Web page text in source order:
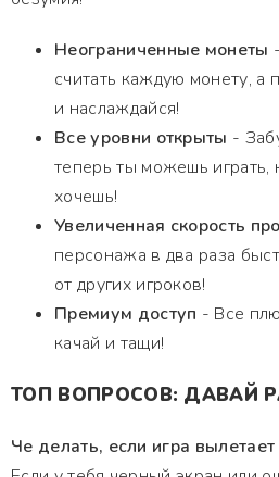
Неограниченные монеты
считать каждую монету, а
и наслаждайся!
Все уровни открыты -
теперь ты можешь играть,
хочешь!
Увеличенная скорость
персонажа в два раза
от других игроков!
Премиум доступ - Все
качай и тащи!
ТОП ВОПРОСОВ: ДАВАЙ
Че делать, если игра